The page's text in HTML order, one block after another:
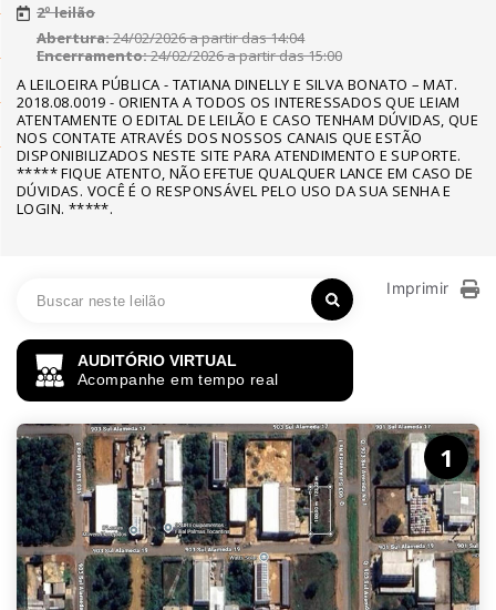
2º leilão
Abertura:24/02/2026 a partir das 14:04
Encerramento:24/02/2026 a partir das 15:00
A LEILOEIRA PÚBLICA - TATIANA DINELLY E SILVA BONATO – MAT.
2018.08.0019 - ORIENTA A TODOS OS INTERESSADOS QUE LEIAM
ATENTAMENTE O EDITAL DE LEILÃO E CASO TENHAM DÚVIDAS, QUE
NOS CONTATE ATRAVÉS DOS NOSSOS CANAIS QUE ESTÃO
DISPONIBILIZADOS NESTE SITE PARA ATENDIMENTO E SUPORTE.
***** FIQUE ATENTO, NÃO EFETUE QUALQUER LANCE EM CASO DE
DÚVIDAS. VOCÊ É O RESPONSÁVEL PELO USO DA SUA SENHA E
LOGIN. *****.
AUDITÓRIO VIRTUAL
Acompanhe em tempo real
Imprimir
1